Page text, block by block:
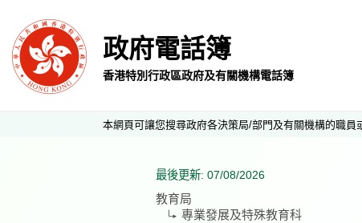
政府電話簿
香港特別行政區政府及有關機構電話簿
本網頁可讓您搜尋政府各決策局/部門及有關機構的職員
最後更新: 07/08/2026
教育局
專業發展及特殊教育科